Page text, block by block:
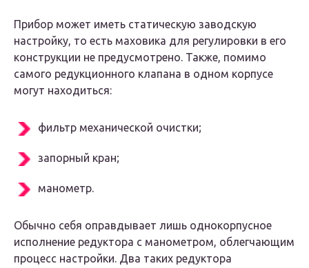
Прибор может иметь статическую заводскую
настройку, то есть маховика для регулировки в его
конструкции не предусмотрено. Также, помимо
самого редукционного клапана в одном корпусе
могут находиться:
фильтр механической очистки;
запорный кран;
манометр.
Обычно себя оправдывает лишь однокорпусное
исполнение редуктора с манометром, облегчающим
процесс настройки. Два таких редуктора